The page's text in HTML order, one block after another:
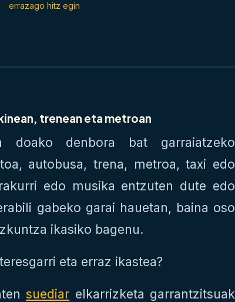
errazago hitz egin
trenean eta metroan
doako denbora bat garraiatzeko
autobusa, trena, metroa, taxi edo
edo musika entzuten dute edo
gabeko garai hauetan, baina oso
ikasiko bagenu.
eta erraz ikastea?
suediar elkarrizketa garrantzitsuak